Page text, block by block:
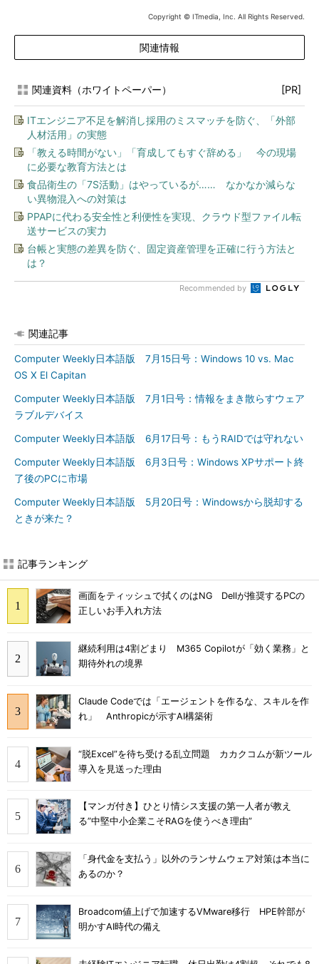
Copyright © ITmedia, Inc. All Rights Reserved.
関連情報
関連資料（ホワイトペーパー） [PR]
ITエンジニア不足を解消し採用のミスマッチを防ぐ、「外部
人材活用」の実態
「教える時間がない」「育成してもすぐ辞める」 今の現場
に必要な教育方法とは
食品衛生の「7S活動」はやっているが…… なかなか減らな
い異物混入への対策は
PPAPに代わる安全性と利便性を実現、クラウド型ファイル転
送サービスの実力
台帳と実態の差異を防ぐ、固定資産管理を正確に行う方法と
は？
Recommended by
関連記事
Computer Weekly日本語版 7月15日号：Windows 10 vs. Mac
OS X El Capitan
Computer Weekly日本語版 7月1日号：情報をまき散らすウェア
ラブルデバイス
Computer Weekly日本語版 6月17日号：もうRAIDでは守れない
Computer Weekly日本語版 6月3日号：Windows XPサポート終
了後のPCに市場
Computer Weekly日本語版 5月20日号：Windowsから脱却する
ときが来た？
記事ランキング
画面をティッシュで拭くのはNG Dellが推奨するPCの
正しいお手入れ方法
継続利用は4割どまり M365 Copilotが「効く業務」と
期待外れの境界
Claude Codeでは「エージェントを作るな、スキルを作
れ」 Anthropicが示すAI構築術
“脱Excel”を待ち受ける乱立問題 カカクコムが新ツール
導入を見送った理由
【マンガ付き】ひとり情シス支援の第一人者が教え
る”中堅中小企業こそRAGを使うべき理由”
「身代金を支払う」以外のランサムウェア対策は本当に
あるのか？
Broadcom値上げで加速するVMware移行 HPE幹部が
明かすAI時代の備え